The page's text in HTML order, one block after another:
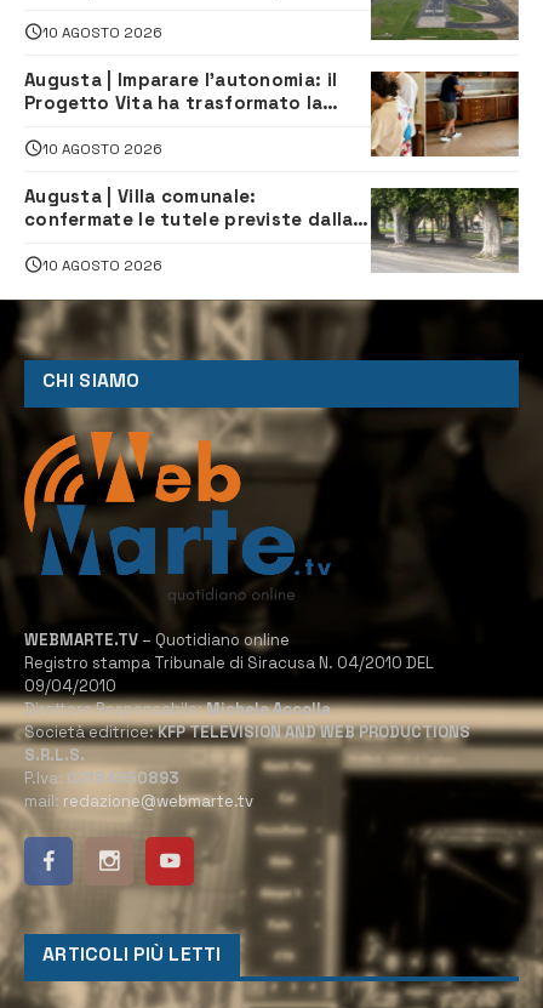
10 AGOSTO 2026
Augusta | Imparare l’autonomia: il
Progetto Vita ha trasformato la
indipendenza
10 AGOSTO 2026
Augusta | Villa comunale:
confermate le tutele previste dalla
10 AGOSTO 2026
CHI SIAMO
WEBMARTE.TV – Quotidiano online
Registro stampa Tribunale di Siracusa N. 04/2010 DEL
09/04/2010
Direttore Responsabile:Michele Accolla
Società editrice:KFP TELEVISION AND WEB PRODUCTIONS
S.R.L.S.
P.Iva: 02184950893
mail: redazione@webmarte.tv
ARTICOLI PIÙ LETTI